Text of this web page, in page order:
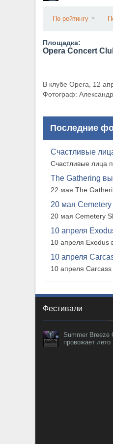
По рейтингу
Площадка:
Opera Concert
В клубе Opera, 12
Фотограф:
Последние
Счастливые
Счастливые лица
The Gathering
22 мая The
20 мая
20 мая Cemetery
10 апреля
10 апреля Exodus
10 апреля
10 апреля
Фестивали
Summer Breeze
провожает лето